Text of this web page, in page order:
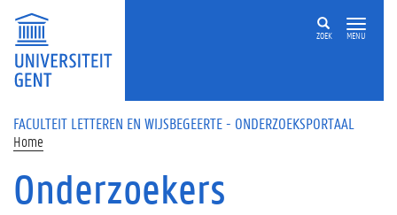
Overslaan en naar de inhoud gaan
ZOEK MENU
FACULTEIT LETTEREN EN WIJSBEGEERTE - ONDERZOEKSPORTAAL
Home
Onderzoekers